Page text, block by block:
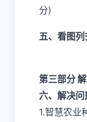
分)
五、看图
第三部分
六、解决
1.智慧农业